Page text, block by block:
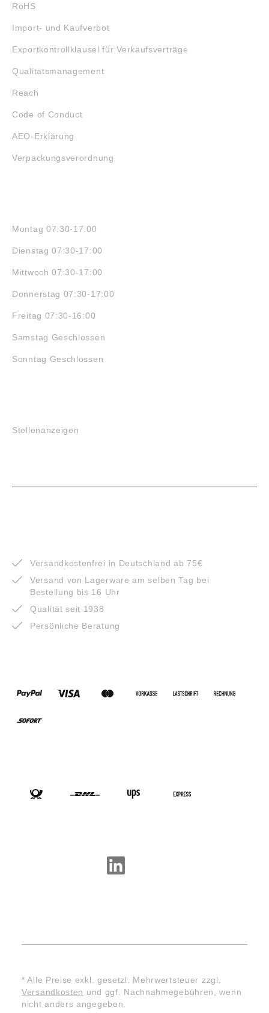
RoHS
Import- und Kaufverbot
Exportkontrollklausel für Verkaufsverträge
Qualitätsmanagement
Reach
Code of Conduct
AEO-Erklärung
Verpackungsverordnung
Montag 07:30-17:00
Dienstag 07:30-17:00
Mittwoch 07:30-17:00
Donnerstag 07:30-17:00
Freitag 07:30-16:00
Samstag Geschlossen
Sonntag Geschlossen
Stellenanzeigen
Versandkostenfrei in Deutschland ab 75€
Versand von Lagerware am selben Tag bei
Bestellung bis 16 Uhr
Qualität seit 1938
Persönliche Beratung
* Alle Preise exkl. gesetzl. Mehrwertsteuer zzgl.
Versandkosten und ggf. Nachnahmegebühren, wenn
nicht anders angegeben.